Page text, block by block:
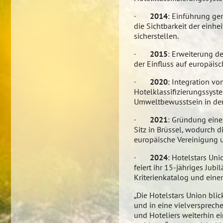
· 2014: Einführung
die Sichtbarkeit der
sicherstellen.
· 2015: Erweiterung
der Einfluss auf
· 2020: Integration
Umweltbewusstsein in
· 2021: Gründung
Sitz in Brüssel, wodurch
europäische Vereinigung
· 2024: Hotelstars
feiert ihr 15-jähriges
Kriterienkatalog und
„Die Hotelstars Union
und in eine
und Hoteliers weiterhin